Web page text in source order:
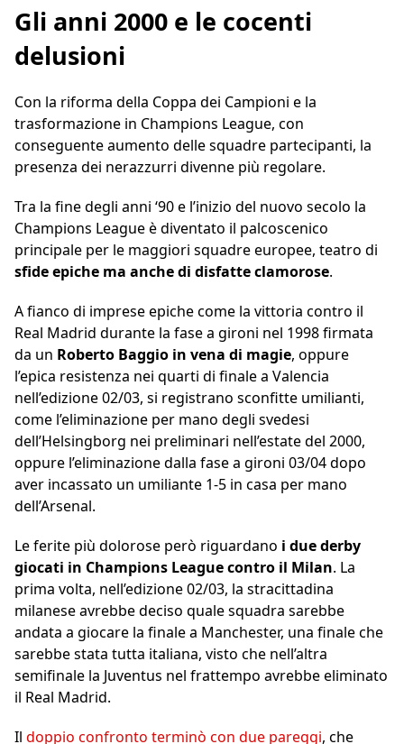
Gli anni 2000 e le cocenti
delusioni
Con la riforma della Coppa dei Campioni e la
trasformazione in Champions League, con
conseguente aumento delle squadre partecipanti, la
presenza dei nerazzurri divenne più regolare.
Tra la fine degli anni ‘90 e l’inizio del nuovo secolo la
Champions League è diventato il palcoscenico
principale per le maggiori squadre europee, teatro di
sfide epiche ma anche di disfatte clamorose.
A fianco di imprese epiche come la vittoria contro il
Real Madrid durante la fase a gironi nel 1998 firmata
da un Roberto Baggio in vena di magie, oppure
l’epica resistenza nei quarti di finale a Valencia
nell’edizione 02/03, si registrano sconfitte umilianti,
come l’eliminazione per mano degli svedesi
dell’Helsingborg nei preliminari nell’estate del 2000,
oppure l’eliminazione dalla fase a gironi 03/04 dopo
aver incassato un umiliante 1-5 in casa per mano
dell’Arsenal.
Le ferite più dolorose però riguardano i due derby
giocati in Champions League contro il Milan. La
prima volta, nell’edizione 02/03, la stracittadina
milanese avrebbe deciso quale squadra sarebbe
andata a giocare la finale a Manchester, una finale che
sarebbe stata tutta italiana, visto che nell’altra
semifinale la Juventus nel frattempo avrebbe eliminato
il Real Madrid.
Il doppio confronto terminò con due pareggi, che